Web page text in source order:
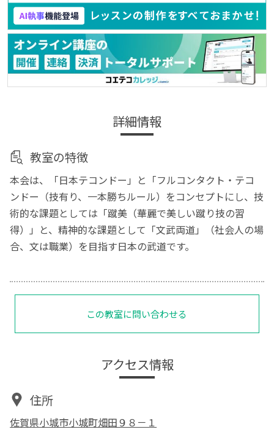
詳細情報
教室の特徴
本会は、「日本テコンドー」と「フルコンタクト・テコ
ンドー（技有り、一本勝ちルール）をコンセプトにし、技
術的な課題としては「蹴美（華麗で美しい蹴り技の習
得）」と、精神的な課題として「文武両道」（社会人の場
合、文は職業）を目指す日本の武道です。
この教室に問い合わせる
アクセス情報
住所
佐賀県小城市小城町畑田９８－１